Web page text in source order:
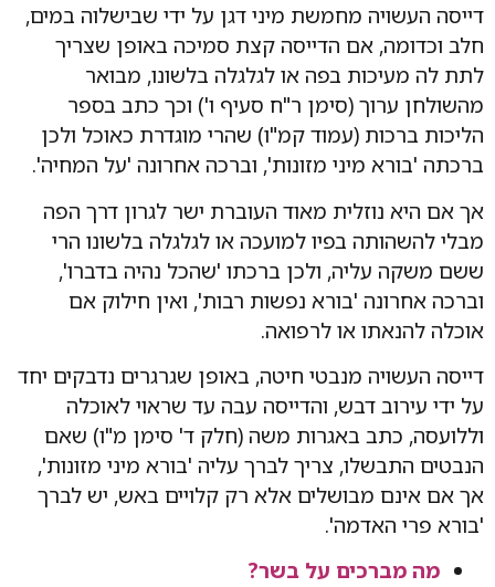
דייסה העשויה מחמשת מיני דגן על ידי שבישלוה במים,
חלב וכדומה, אם הדייסה קצת סמיכה באופן שצריך
לתת לה מעיכות בפה או לגלגלה בלשונו, מבואר
מהשולחן ערוך (סימן ר"ח סעיף ו') וכך כתב בספר
הליכות ברכות (עמוד קמ"ו) שהרי מוגדרת כאוכל ולכן
ברכתה 'בורא מיני מזונות', וברכה אחרונה 'על המחיה'.
אך אם היא נוזלית מאוד העוברת ישר לגרון דרך הפה
מבלי להשהותה בפיו למועכה או לגלגלה בלשונו הרי
ששם משקה עליה, ולכן ברכתו 'שהכל נהיה בדברו',
וברכה אחרונה 'בורא נפשות רבות', ואין חילוק אם
אוכלה להנאתו או לרפואה.
דייסה העשויה מנבטי חיטה, באופן שגרגרים נדבקים יחד
על ידי עירוב דבש, והדייסה עבה עד שראוי לאוכלה
וללועסה, כתב באגרות משה (חלק ד' סימן מ"ו) שאם
הנבטים התבשלו, צריך לברך עליה 'בורא מיני מזונות',
אך אם אינם מבושלים אלא רק קלויים באש, יש לברך
'בורא פרי האדמה'.
מה מברכים על בשר?